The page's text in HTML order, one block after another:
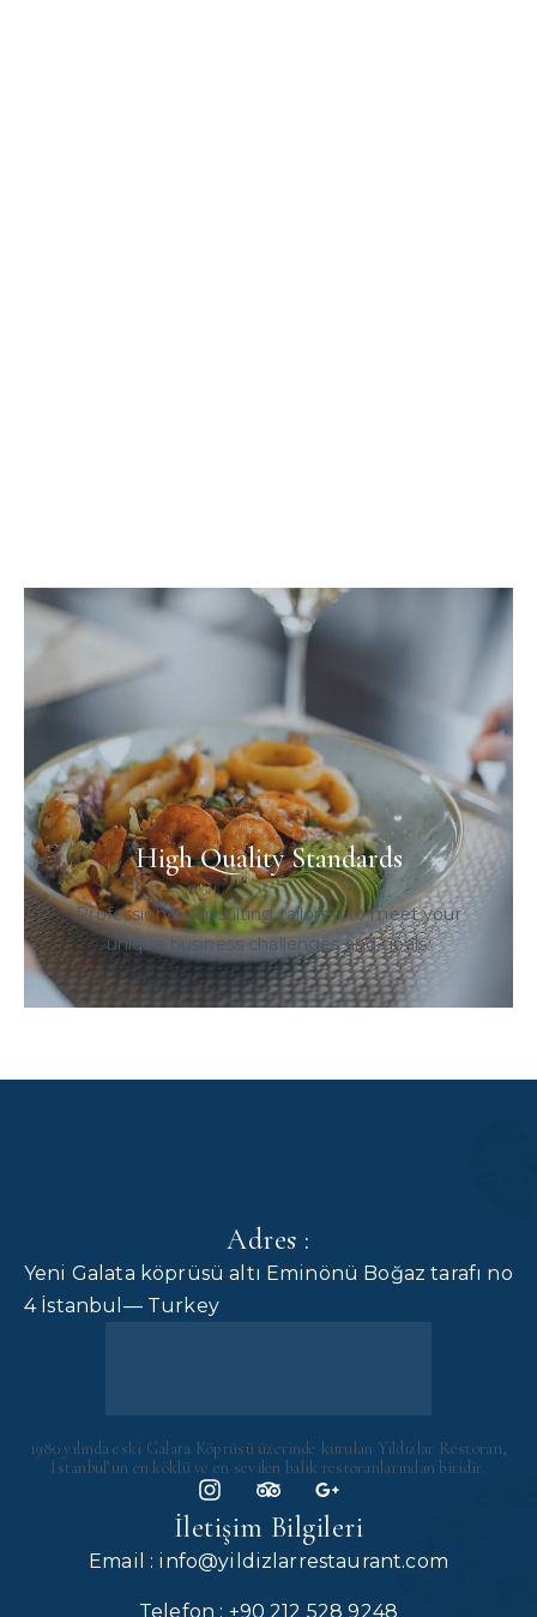
High Quality Standards
Professional consulting tailored to meet your
unique business challenges and goals.
Adres :
Yeni Galata köprüsü altı Eminönü Boğaz tarafı no
4 İstanbul— Turkey
1980 yılında eski Galata Köprüsü üzerinde kurulan Yıldızlar Restoran,
İstanbul’un en köklü ve en sevilen balık restoranlarından biridir.
İletişim Bilgileri
Email : info@yildizlarrestaurant.com
Telefon : +90 212 528 9248